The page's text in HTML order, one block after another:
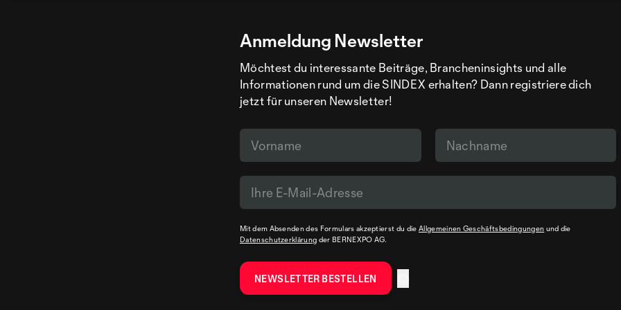
Anmeldung Newsletter
Möchtest du interessante Beiträge, Brancheninsights und alle
Informationen rund um die SINDEX erhalten? Dann registriere dich
jetzt für unseren Newsletter!
Mit dem Absenden des Formulars akzeptierst du die Allgemeinen Geschäftsbedingungen und die
Datenschutzerklärung der BERNEXPO AG.